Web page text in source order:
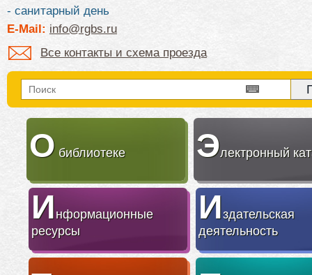
- санитарный день
E-Mail: info@rgbs.ru
Все контакты и схема проезда
О библиотеке Электронный
Информационные
ресурсы
Издательская
деятельность